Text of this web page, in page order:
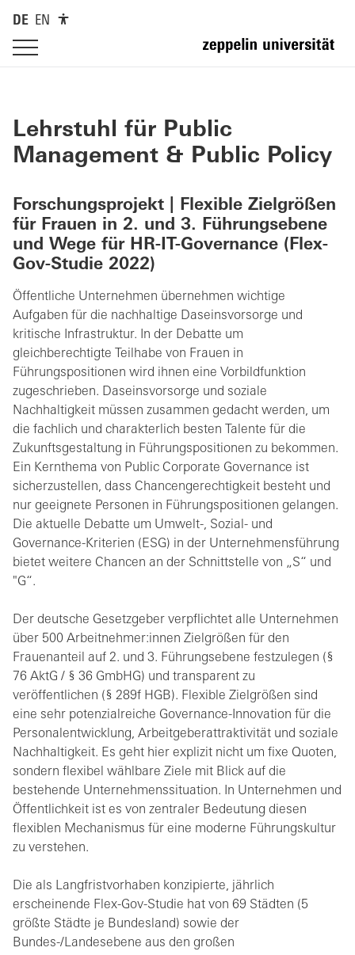
DE EN
Lehrstuhl für Public
Management & Public Policy
Forschungsprojekt |
Flexible Zielgrößen
für Frauen in 2. und 3. Führungsebene
und Wege für HR-IT-Governance (Flex-
Gov-Studie 2022)
Öffentliche Unternehmen übernehmen wichtige
Aufgaben für die nachhaltige Daseinsvorsorge und
kritische Infrastruktur. In der Debatte um
gleichberechtigte Teilhabe von Frauen in
Führungspositionen wird ihnen eine Vorbildfunktion
zugeschrieben. Daseinsvorsorge und soziale
Nachhaltigkeit müssen zusammen gedacht werden, um
die fachlich und charakterlich besten Talente für die
Zukunftsgestaltung in Führungspositionen zu bekommen.
Ein Kernthema von Public Corporate Governance ist
sicherzustellen, dass Chancengerechtigkeit besteht und
nur geeignete Personen in Führungspositionen gelangen.
Die aktuelle Debatte um Umwelt-, Sozial- und
Governance-Kriterien (ESG) in der Unternehmensführung
bietet weitere Chancen an der Schnittstelle von „S“ und
"G“.
Der deutsche Gesetzgeber verpflichtet alle Unternehmen
über 500 Arbeitnehmer:innen Zielgrößen für den
Frauenanteil auf 2. und 3. Führungsebene festzulegen (§
76 AktG / § 36 GmbHG) und transparent zu
veröffentlichen (§ 289f HGB). Flexible Zielgrößen sind
eine sehr potenzialreiche Governance-Innovation für die
Personalentwicklung, Arbeitgeberattraktivität und soziale
Nachhaltigkeit. Es geht hier explizit nicht um fixe Quoten,
sondern flexibel wählbare Ziele mit Blick auf die
bestehende Unternehmenssituation. In Unternehmen und
Öffentlichkeit ist es von zentraler Bedeutung diesen
flexiblen Mechanismus für eine moderne Führungskultur
zu verstehen.
Die als Langfristvorhaben konzipierte, jährlich
erscheinende Flex-Gov-Studie hat von 69 Städten (5
größte Städte je Bundesland) sowie der
Bundes-/Landesebene aus den großen